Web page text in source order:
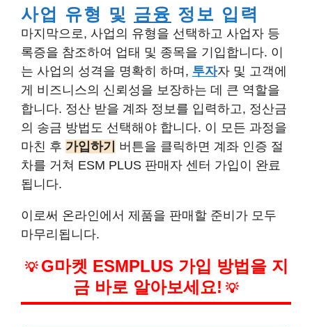
사업 유형 및 금융 정보 입력
마지막으로, 사업의 유형을 선택하고 사업자 등
록증을 참조하여 업태 및 종목을 기입합니다. 이
는 사업의 성격을 명확히 하며, 투자자 및 고객에
게 비즈니스의 신뢰성을 보장하는 데 큰 역할을
합니다. 정산 받을 계좌 정보를 입력하고, 정산금
의 송금 방법도 선택해야 합니다. 이 모든 과정을
마친 후 가입하기
버튼을 클릭하면 계좌 인증 절
차를 거쳐 ESM PLUS 판매자 센터 가입이 완료
됩니다.
이로써 온라인에서 제품을 판매할 준비가 모두
마무리됩니다.
💡 G마켓 ESMPLUS 가입 방법을 지
금 바로 알아보세요! 💡